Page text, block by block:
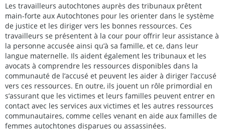
Les travailleurs autochtones auprès des tribunaux prêtent
main-forte aux Autochtones pour les orienter dans le système
de justice et les diriger vers les bonnes ressources. Ces
travailleurs se présentent à la cour pour offrir leur assistance à
la personne accusée ainsi qu’à sa famille, et ce, dans leur
langue maternelle. Ils aident également les tribunaux et les
avocats à comprendre les ressources disponibles dans la
communauté de l’accusé et peuvent les aider à diriger l’accusé
vers ces ressources. En outre, ils jouent un rôle primordial en
s’assurant que les victimes et leurs familles peuvent entrer en
contact avec les services aux victimes et les autres ressources
communautaires, comme celles venant en aide aux familles de
femmes autochtones disparues ou assassinées.